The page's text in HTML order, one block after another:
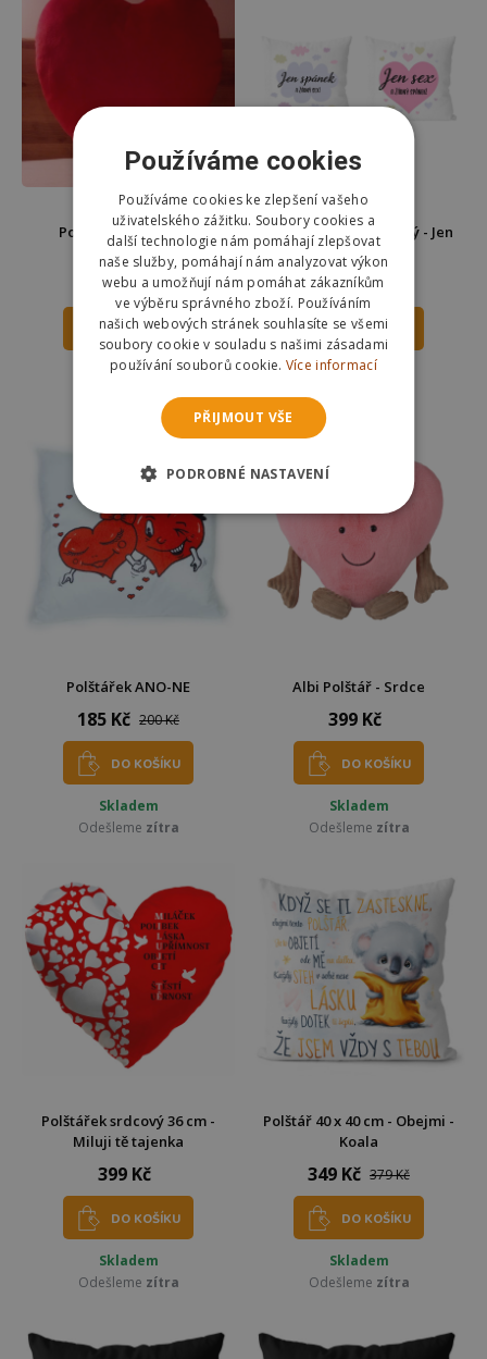
Polštář srdce - velký
199 Kč 215 Kč
DO KOŠÍKU
Skladem
zítra
Polštářek oboustranný - Jen
spánek, jen sex
249 Kč
DO KOŠÍKU
Skladem
Odešleme
Polštářek ANO-NE
185 Kč 200 Kč
DO KOŠÍKU
Skladem
Odešleme zítra
Albi Polštář - Srdce
399 Kč
DO KOŠÍKU
Skladem
Odešleme zítra
Polštářek srdcový 36 cm -
Miluji tě tajenka
399 Kč
DO KOŠÍKU
Skladem
Odešleme zítra
Polštář 40 x 40 cm - Obejmi -
Koala
349 Kč 379 Kč
DO KOŠÍKU
Skladem
Odešleme zítra
Používáme cookies
Používáme cookies ke zlepšení vašeho
uživatelského zážitku. Soubory cookies a
další technologie nám pomáhají zlepšovat
naše služby, pomáhají nám analyzovat výkon
webu a umožňují nám pomáhat zákazníkům
ve výběru správného zboží. Používáním
našich webových stránek souhlasíte se všemi
soubory cookie v souladu s našimi zásadami
používání souborů cookie. Více informací
PŘIJMOUT VŠE
PODROBNÉ NASTAVENÍ